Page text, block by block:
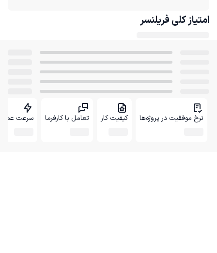
امتیاز کلی فریلنسر
نرخ موفقیت در پروژه‌ها کیفیت کار تعامل با کارفرما سرعت عمل